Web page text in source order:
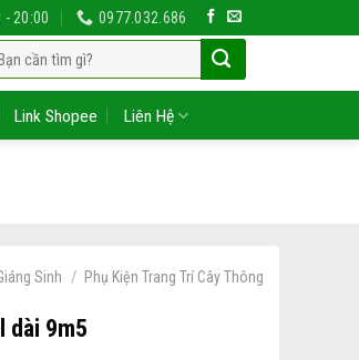
- 20:00
0977.032.686
Link Shopee Liên Hệ
Sinh / Phụ Kiện Trang Trí Cây Thông
dài 9m5